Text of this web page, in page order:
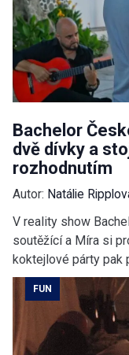
Bachelor
dvě dívky a
rozhodnutím
Autor: Natálie
V reality show
soutěžící a Míra si
koktejlové párty pak
FUN